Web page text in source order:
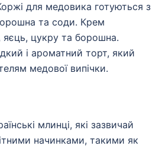
для медовика готуються з
та соди. Крем
яєць, цукру та борошна.
і ароматний торт, який
медової випічки.
млинці, які зазвичай
начинками, такими як